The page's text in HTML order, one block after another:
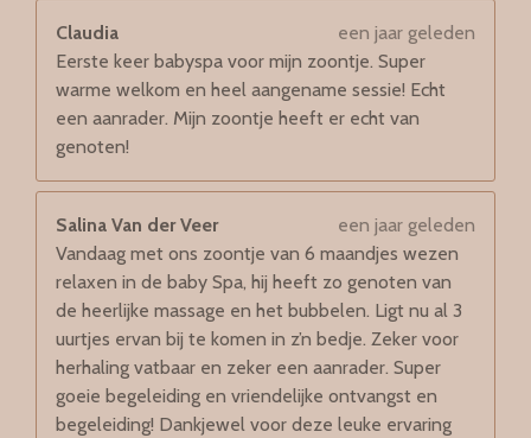
Claudia
een jaar geleden
Eerste keer babyspa voor mijn zoontje. Super
warme welkom en heel aangename sessie! Echt
een aanrader. Mijn zoontje heeft er echt van
genoten!
Salina Van der Veer
een jaar geleden
Vandaag met ons zoontje van 6 maandjes wezen
relaxen in de baby Spa, hij heeft zo genoten van
de heerlijke massage en het bubbelen. Ligt nu al 3
uurtjes ervan bij te komen in z’n bedje. Zeker voor
herhaling vatbaar en zeker een aanrader. Super
goeie begeleiding en vriendelijke ontvangst en
begeleiding! Dankjewel voor deze leuke ervaring